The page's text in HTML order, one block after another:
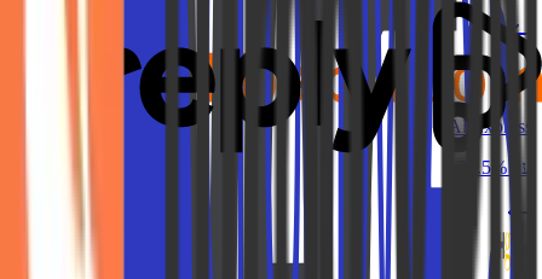
AliExpress
עד 34.5%